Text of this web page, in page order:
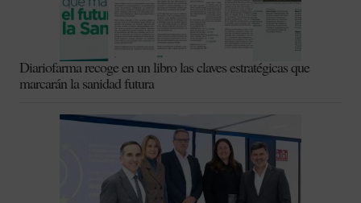
Diariofarma recoge en un libro las claves estratégicas que
marcarán la sanidad futura